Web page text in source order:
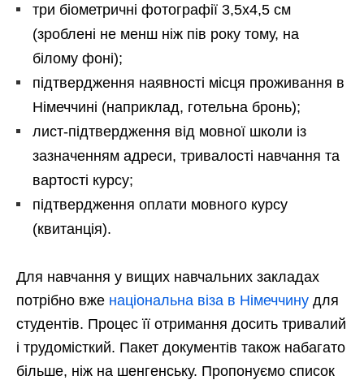
три біометричні фотографії 3,5х4,5 см
(зроблені не менш ніж пів року тому, на
білому фоні);
підтвердження наявності місця проживання в
Німеччині (наприклад, готельна бронь);
лист-підтвердження від мовної школи із
зазначенням адреси, тривалості навчання та
вартості курсу;
підтвердження оплати мовного курсу
(квитанція).
Для навчання у вищих навчальних закладах
потрібно вже національна віза в Німеччину для
студентів. Процес її отримання досить тривалий
і трудомісткий. Пакет документів також набагато
більше, ніж на шенгенську. Пропонуємо список